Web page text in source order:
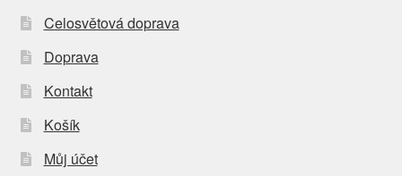
Celosvětová doprava
Doprava
Kontakt
Košík
Můj účet